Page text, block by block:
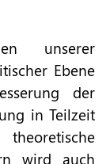
unserer
Ebene
der
in Teilzeit
wird auch